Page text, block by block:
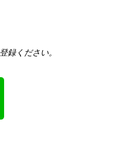
録ください。